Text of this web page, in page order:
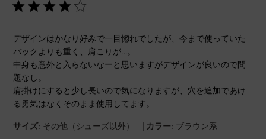
デザインはかなり好みで一目惚れでしたが、今まで使っていた
バックよりも重く、肩こりが…。
中身も意外と入らないなーと思いますがデザインが良いので問
題なし。
肩掛けにすると少し長いので気になりますが、穴を追加であけ
る勇気はなくそのまま使用してます。
サイズ: その他（シューズ以外） | カラー: ブラウン系